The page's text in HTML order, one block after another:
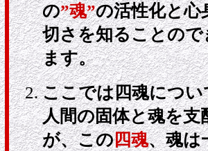
の”魂”の活性化と心
切さを知ることの
ます。
ここでは四魂につ
人間の固体と魂を
が、この四魂、魂は